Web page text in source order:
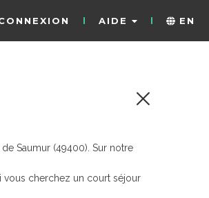
AIDE EN
Saumur (49400). Sur notre
vous cherchez un court séjour